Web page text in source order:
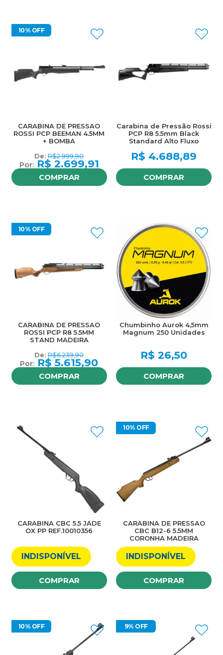
10% OFF
CARABINA DE PRESSAO
ROSSI PCP BEEMAN 4.5MM
+ BOMBA
R$2.999,90
R$ 2.699,91
COMPRAR
Carabina de Pressão Rossi
PCP R8 5.5mm Black
Standard Alto Fluxo
R$ 4.688,89
COMPRAR
10% OFF
CARABINA DE PRESSAO
ROSSI PCP R8 5.5MM
STAND MADEIRA
R$6.239,90
R$ 5.615,90
COMPRAR
Chumbinho Aurok 4,5mm
Magnum 250 Unidades
R$ 26,50
COMPRAR
CARABINA CBC 5.5 JADE
OX PP REF.10010356
INDISPONÍVEL
COMPRAR
10% OFF
CARABINA DE PRESSAO
CBC B12-6 5.5MM
CORONHA MADEIRA
INDISPONÍVEL
COMPRAR
10% OFF 9% OFF